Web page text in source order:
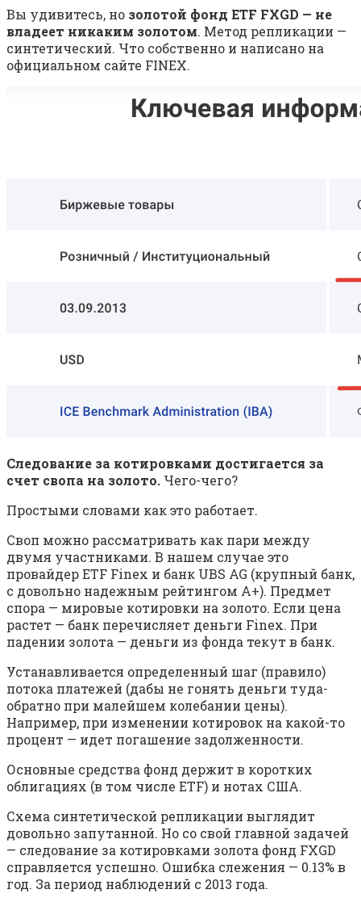
Вы удивитесь, но золотой фонд ETF FXGD — не
владеет никаким золотом. Метод репликации —
синтетический. Что собственно и написано на
официальном сайте FINEX.
Следование за котировками достигается за
счет свопа на золото. Чего-чего?
Простыми словами как это работает.
Своп можно рассматривать как пари между
двумя участниками. В нашем случае это
провайдер ETF Finex и банк UBS AG (крупный банк,
с довольно надежным рейтингом А+). Предмет
спора — мировые котировки на золото. Если цена
растет — банк перечисляет деньги Finex. При
падении золота — деньги из фонда текут в банк.
Устанавливается определенный шаг (правило)
потока платежей (дабы не гонять деньги туда-
обратно при малейшем колебании цены).
Например, при изменении котировок на какой-то
процент — идет погашение задолженности.
Основные средства фонд держит в коротких
облигациях (в том числе ETF) и нотах США.
Схема синтетической репликации выглядит
довольно запутанной. Но со свой главной задачей
— следование за котировками золота фонд FXGD
справляется успешно. Ошибка слежения — 0.13% в
год. За период наблюдений с 2013 года.